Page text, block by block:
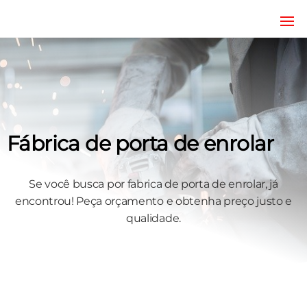
JRD
Estruturas
e
Serralheria
metálicas,
metálicas,
mezanino
metálico,
telhado
portões,
grades
outros.
Fábrica de porta de enrolar
Se você busca por fabrica de porta de enrolar, já
encontrou! Peça orçamento e obtenha preço justo e
qualidade.